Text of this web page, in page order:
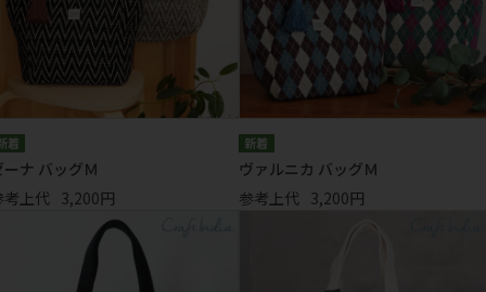
ーナ バッグＭ
考上代 3,200円
ヴァルニカ バッグＭ
参考上代 3,200円